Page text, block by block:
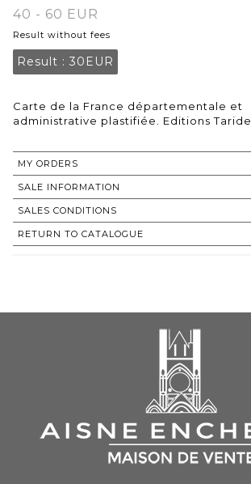
40 - 60 EUR
Result without fees
Result : 30EUR
Carte de la France départementale et
administrative plastifiée. Editions Taride
MY ORDERS
SALE INFORMATION
SALES CONDITIONS
RETURN TO CATALOGUE